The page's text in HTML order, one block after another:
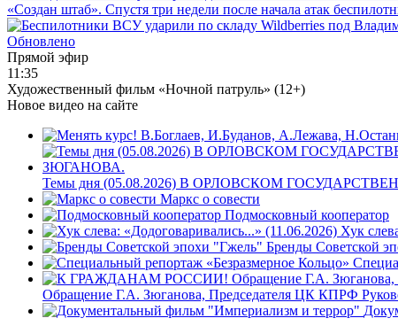
«Создан штаб». Спустя три недели после начала атак
Обновлено
Прямой эфир
11:35
Художественный фильм «Ночной патруль» (12+)
Новое видео на сайте
Темы дня (05.08.2026) В ОРЛОВСКОМ
Маркс о совести
Подмосковный кооператор
Хук
Бренды Советской
Обращение Г.А. Зюганова, Председателя ЦК КПРФ